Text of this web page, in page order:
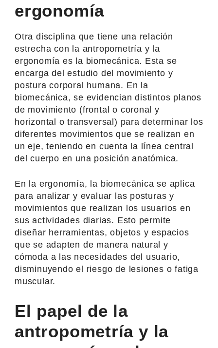
ergonomía
Otra disciplina que tiene una relación
estrecha con la antropometría y la
ergonomía es la biomecánica. Esta se
encarga del estudio del movimiento y
postura corporal humana. En la
biomecánica, se evidencian distintos planos
de movimiento (frontal o coronal y
horizontal o transversal) para determinar los
diferentes movimientos que se realizan en
un eje, teniendo en cuenta la línea central
del cuerpo en una posición anatómica.
En la ergonomía, la biomecánica se aplica
para analizar y evaluar las posturas y
movimientos que realizan los usuarios en
sus actividades diarias. Esto permite
diseñar herramientas, objetos y espacios
que se adapten de manera natural y
cómoda a las necesidades del usuario,
disminuyendo el riesgo de lesiones o fatiga
muscular.
El papel de la
antropometría y la